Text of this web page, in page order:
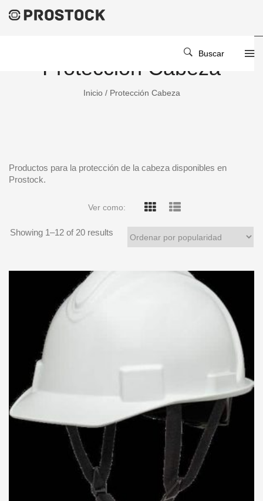
Buscar
Protección Cabeza
Inicio/ Protección Cabeza
Productos para la protección de la cabeza disponibles en
Prostock.
Ver como:
Showing 1–12of 20 results